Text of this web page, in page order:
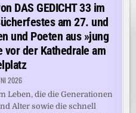
DAS GEDICHT 33 im
am 27. und
und Poeten aus »jung
vor der Kathedrale am
2026
Leben, die die Generationen
Alter sowie die schnell